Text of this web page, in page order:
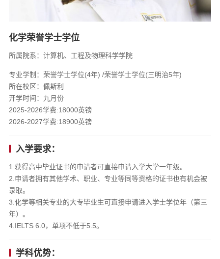
化学荣誉学士学位
所属院系：计算机、工程及物理科学学院
专业学制：荣誉学士学位(4年) /荣誉学士学位(三明治5年)
所在校区：佩斯利
开学时间：九月份
2025-2026学费:18000英镑
2026-2027学费:18900英镑
入学要求：
1.获得高中毕业证书的申请者可直接申请入学大学一年级。
2.申请者拥有其他学术、职业、专业等同等资格的证书也有机会被
录取。
3.化学等相关专业的大专毕业生可直接申请进入学士学位年（第三
年）。
4.IELTS 6.0，单项不低于5.5。
学科优势：